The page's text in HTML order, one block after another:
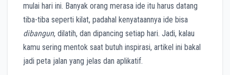
mulai hari ini. Banyak orang merasa ide itu harus datang
tiba-tiba seperti kilat, padahal kenyataannya ide bisa
dibangun, dilatih, dan dipancing setiap hari. Jadi, kalau
kamu sering mentok saat butuh inspirasi, artikel ini bakal
jadi peta jalan yang jelas dan aplikatif.